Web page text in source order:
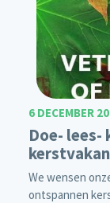
6 DECEMBER
Doe-
We wensen
ontspannen